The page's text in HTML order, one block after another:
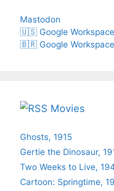
Mastodon
🇺🇸 Google
🇧🇷 Google
Movies
Ghosts, 1915
Gertie the Dinosaur,
Two Weeks to Live,
Cartoon: Springtime,